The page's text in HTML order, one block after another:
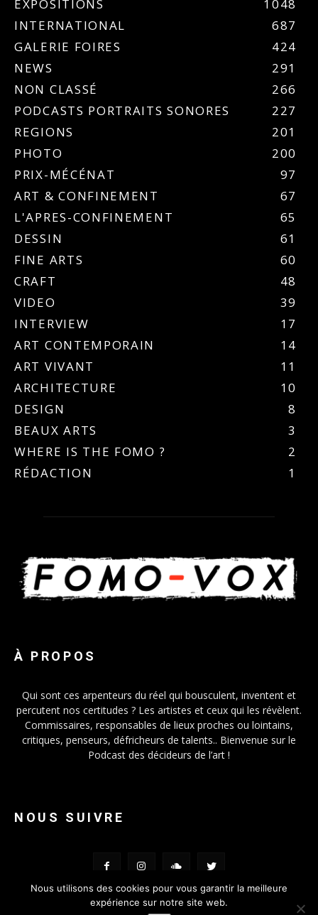
EXPOSITIONS
1048
INTERNATIONAL
687
GALERIE FOIRES
424
NEWS
291
NON CLASSÉ
266
PODCASTS PORTRAITS SONORES
227
REGIONS
201
PHOTO
200
PRIX-MÉCÉNAT
97
ART & CONFINEMENT
67
L'APRES-CONFINEMENT
65
DESSIN
61
FINE ARTS
60
CRAFT
48
VIDEO
39
INTERVIEW
17
ART CONTEMPORAIN
14
ART VIVANT
11
ARCHITECTURE
10
DESIGN
8
BEAUX ARTS
3
WHERE IS THE FOMO ?
2
RÉDACTION
1
À PROPOS
Qui sont ces arpenteurs du réel qui bousculent, inventent et
percutent nos certitudes ? Les artistes et ceux qui les révèlent.
Commissaires, responsables de lieux proches ou lointains,
critiques, penseurs, défricheurs de talents.. Bienvenue sur le
Podcast des décideurs de l’art !
NOUS SUIVRE
Nous utilisons des cookies pour vous garantir la meilleure
expérience sur notre site web.